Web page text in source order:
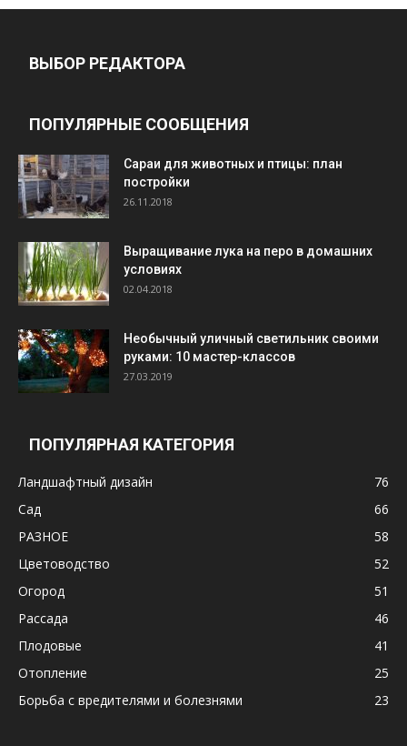
ВЫБОР РЕДАКТОРА
ПОПУЛЯРНЫЕ СООБЩЕНИЯ
Cараи для животных и птицы: план
постройки
26.11.2018
Выращивание лука на перо в домашних
условиях
02.04.2018
Необычный уличный светильник своими
руками: 10 мастер-классов
27.03.2019
ПОПУЛЯРНАЯ КАТЕГОРИЯ
Ландшафтный дизайн
76
Сад
66
РАЗНОЕ
58
Цветоводство
52
Огород
51
Рассада
46
Плодовые
41
Отопление
25
Борьба с вредителями и болезнями
23